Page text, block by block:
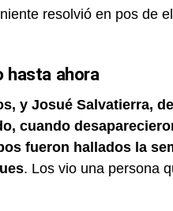
resolvió en pos de
hasta ahora
y Josué Salvatierra,
cuando
fueron hallados la
. Los vio una persona